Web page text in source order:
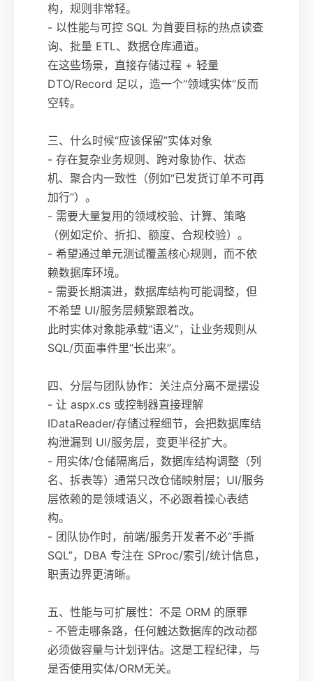
构，规则非常轻。
- 以性能与可控 SQL 为首要目标的热点读查
询、批量 ETL、数据仓库通道。
在这些场景，直接存储过程 + 轻量
DTO/Record 足以，造一个“领域实体”反而
空转。
三、什么时候“应该保留”实体对象
- 存在复杂业务规则、跨对象协作、状态
机、聚合内一致性（例如“已发货订单不可再
加行”）。
- 需要大量复用的领域校验、计算、策略
（例如定价、折扣、额度、合规校验）。
- 希望通过单元测试覆盖核心规则，而不依
赖数据库环境。
- 需要长期演进，数据库结构可能调整，但
不希望 UI/服务层频繁跟着改。
此时实体对象能承载“语义”，让业务规则从
SQL/页面事件里“长出来”。
四、分层与团队协作：关注点分离不是摆设
- 让 aspx.cs 或控制器直接理解
IDataReader/存储过程细节，会把数据库结
构泄漏到 UI/服务层，变更半径扩大。
- 用实体/仓储隔离后，数据库结构调整（列
名、拆表等）通常只改仓储映射层；UI/服务
层依赖的是领域语义，不必跟着操心表结
构。
- 团队协作时，前端/服务开发者不必“手撕
SQL”，DBA 专注在 SProc/索引/统计信息，
职责边界更清晰。
五、性能与可扩展性：不是 ORM 的原罪
- 不管走哪条路，任何触达数据库的改动都
必须做容量与计划评估。这是工程纪律，与
是否使用实体/ORM无关。